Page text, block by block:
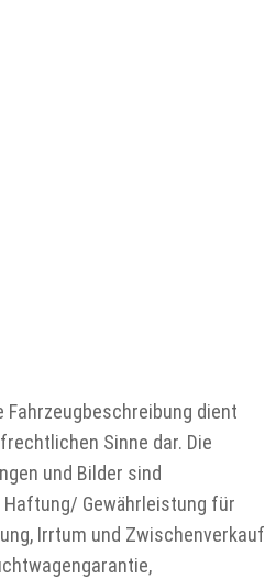
dient
Sinne dar. Die
und Bilder sind
Gewährleistung für
Irrtum und Zwischenverkauf